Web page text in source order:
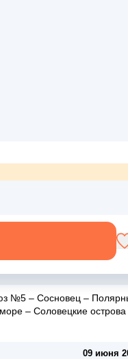
№5 – Сосновец –
– Соловецкие острова
09 июня